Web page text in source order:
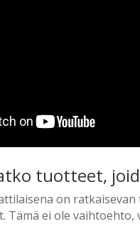
tuotteet,
on
Tämä ei ole vaihtoehto,